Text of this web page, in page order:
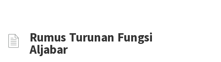
Rumus Turunan Fungsi
Aljabar